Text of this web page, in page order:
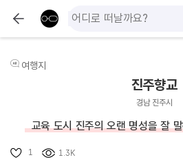
여행지
진주향교
경남 진주시
교육 도시 진주의 오랜 명성을 잘
1 1.3K